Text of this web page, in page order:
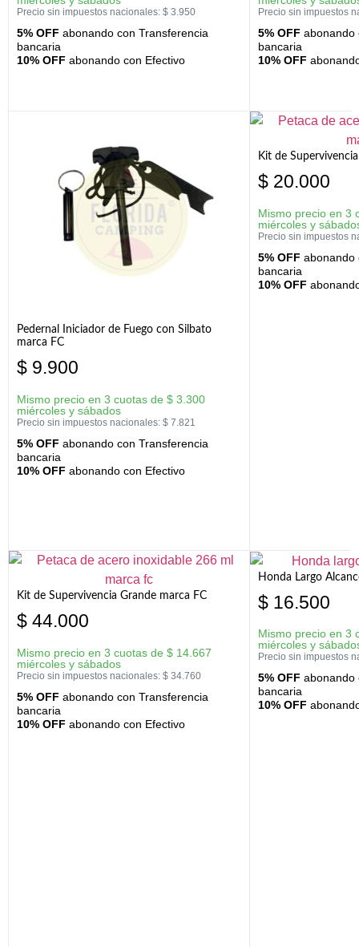
Precio sin impuestos nacionales: $ 3.950
5% OFF abonando con Transferencia
bancaria
10% OFF abonando con Efectivo
Precio sin impuestos
5% OFF abonando
bancaria
10% OFF
Pedernal Iniciador de Fuego con Silbato
marca FC
$ 9.900
Mismo precio en 3 cuotas de $ 3.300
miércoles y sábados
Precio sin impuestos nacionales: $ 7.821
5% OFF abonando con Transferencia
bancaria
10% OFF abonando con Efectivo
Kit de
$ 20.000
Mismo precio en 3
miércoles y
Precio sin impuestos
5% OFF abonando
bancaria
10% OFF
Kit de Supervivencia Grande marca FC
$ 44.000
Mismo precio en 3 cuotas de $ 14.667
miércoles y sábados
Precio sin impuestos nacionales: $ 34.760
5% OFF abonando con Transferencia
bancaria
10% OFF abonando con Efectivo
Honda Largo
$ 16.500
Mismo precio en 3
miércoles y
Precio sin impuestos
5% OFF abonando
bancaria
10% OFF